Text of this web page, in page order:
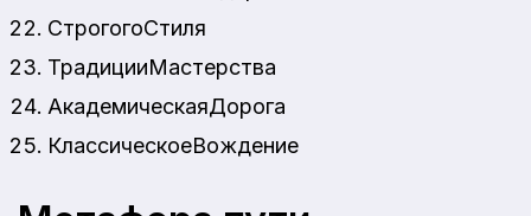
СтрогогоСтиля
ТрадицииМастерства
АкадемическаяДорога
КлассическоеВождение